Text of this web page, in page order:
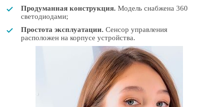
Продуманная конструкция. Модель снабжена 360
светодиодами;
Простота эксплуатации. Сенсор управления
расположен на корпусе устройства.